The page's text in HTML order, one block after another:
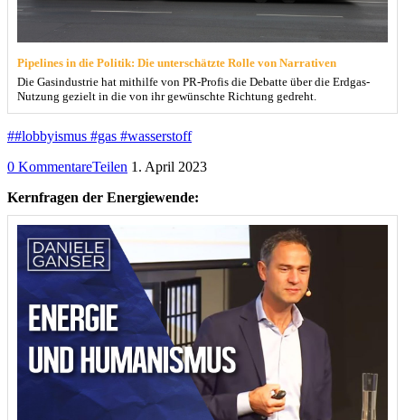
Pipelines in die Politik: Die unterschätzte Rolle von Narrativen
Die Gasindustrie hat mithilfe von PR-Profis die Debatte über die Erdgas-
Nutzung gezielt in die von ihr gewünschte Richtung gedreht.
##lobbyismus #gas #wasserstoff
0 KommentareTeilen 1. April 2023
Kernfragen der Energiewende: